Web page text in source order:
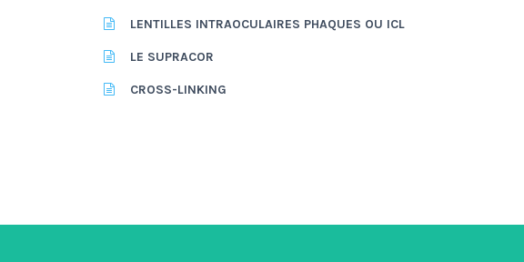
LENTILLES INTRAOCULAIRES PHAQUES OU ICL
LE SUPRACOR
CROSS-LINKING